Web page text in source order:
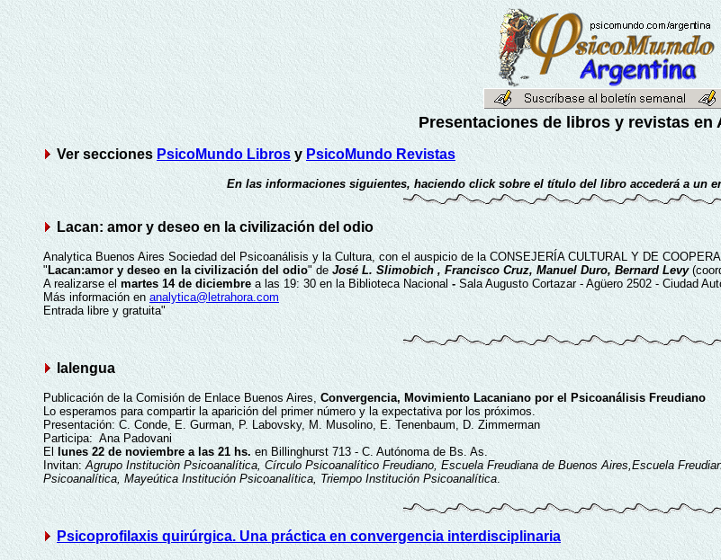
Presentaciones de libros y revistas en
Ver secciones PsicoMundo Librosy PsicoMundo Revistas
En las informaciones siguientes, haciendo click sobre el título del libro accederá a un
Lacan: amor y deseo en la civilización del odio
Analytica Buenos Aires Sociedad del Psicoanálisis y la Cultura, con el auspicio de la CONSEJERÍA CULTURAL Y DE
"Lacan:amor y deseo en la civilización del odio" de José L. Slimobich , Francisco Cruz, Manuel Duro, Bernard Levy
A realizarse elmartes 14 de diciembrea las 19: 30 en la Biblioteca Nacional - Sala Augusto Cortazar - Agüero 2502 - Ciudad
Más información en analytica@letrahora.com
Entrada libre y gratuita"
lalengua
Publicación de la Comisión de Enlace Buenos Aires,Convergencia, Movimiento Lacaniano por el Psicoanálisis Freudiano
Lo esperamos para compartir la aparición del primer número y la expectativa por los próximos.
Presentación: C. Conde, E. Gurman, P. Labovsky, M. Musolino, E. Tenenbaum, D. Zimmerman
Participa: Ana Padovani
El
lunes 22 de noviembre a las 21 hs.en Billinghurst 713 - C. Autónoma de Bs. As.
Invitan:Agrupo Instituciòn Psicoanalítica, Círculo Psicoanalítico Freudiano, Escuela Freudiana de Buenos Aires,Escuela
Psicoanalítica, Mayeútica Institución Psicoanalítica, Triempo Institución Psicoanalítica.
Psicoprofilaxis quirúrgica. Una práctica en convergencia interdisciplinaria